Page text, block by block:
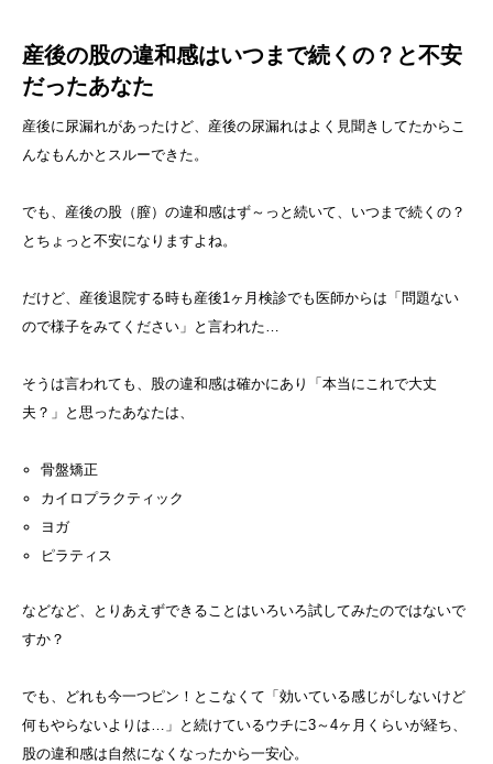
産後の股の違和感はいつまで続くの？と不安
だったあなた
産後に尿漏れがあったけど、産後の尿漏れはよく見聞きしてたからこ
んなもんかとスルーできた。
でも、産後の股（膣）の違和感はず～っと続いて、いつまで続くの？
とちょっと不安になりますよね。
だけど、産後退院する時も産後1ヶ月検診でも医師からは「問題ない
ので様子をみてください」と言われた…
そうは言われても、股の違和感は確かにあり「本当にこれで大丈
夫？」と思ったあなたは、
骨盤矯正
カイロプラクティック
ヨガ
ピラティス
などなど、とりあえずできることはいろいろ試してみたのではないで
すか？
でも、どれも今一つピン！とこなくて「効いている感じがしないけど
何もやらないよりは…」と続けているウチに3～4ヶ月くらいが経ち、
股の違和感は自然になくなったから一安心。